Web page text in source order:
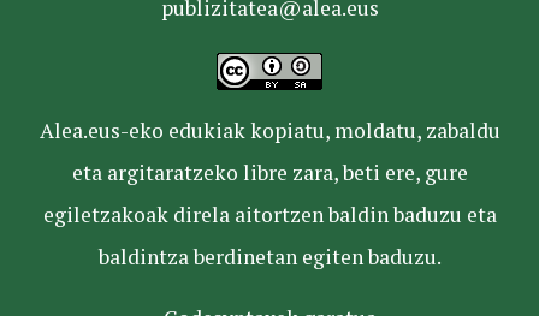
publizitatea@alea.eus
Alea.eus-eko edukiak kopiatu, moldatu, zabaldu
eta argitaratzeko libre zara, beti ere, gure
egiletzakoak direla aitortzen baldin baduzu eta
baldintza berdinetan egiten baduzu.